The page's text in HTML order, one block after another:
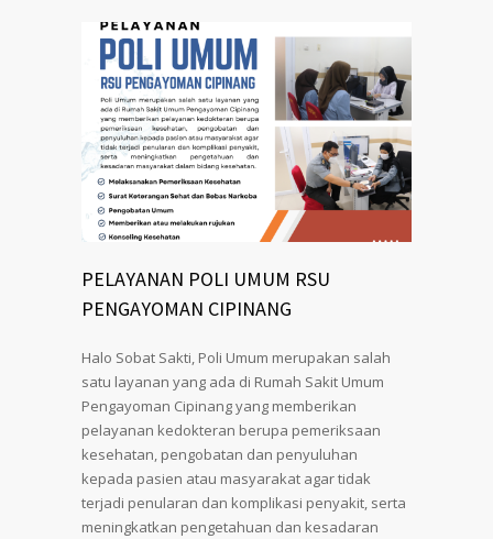
PELAYANAN POLI UMUM RSU
PENGAYOMAN CIPINANG
Halo Sobat Sakti, Poli Umum merupakan salah
satu layanan yang ada di Rumah Sakit Umum
Pengayoman Cipinang yang memberikan
pelayanan kedokteran berupa pemeriksaan
kesehatan, pengobatan dan penyuluhan
kepada pasien atau masyarakat agar tidak
terjadi penularan dan komplikasi penyakit, serta
meningkatkan pengetahuan dan kesadaran